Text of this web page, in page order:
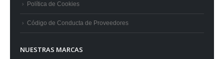
Política de Cookies
Código de Conducta de Proveedores
NUESTRAS MARCAS